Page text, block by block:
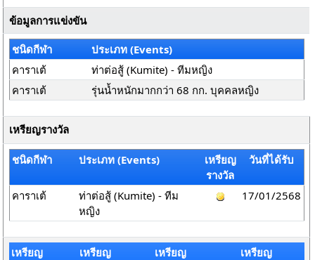
ข้อมูลการแข่งขัน
ชนิดกีฬา
ประเภท (Events)
คาราเต้
ท่าต่อสู้ (Kumite) - ทีมหญิง
คาราเต้
รุ่นน้ำหนักมากกว่า 68 กก. บุคคลหญิง
เหรียญรางวัล
ชนิดกีฬา ประเภท (Events)
เหรียญ
รางวัล
วันที่ได้รับ
คาราเต้
ท่าต่อสู้ (Kumite) - ทีม
หญิง
17/01/2568
เหรียญ
เหรียญ
เหรียญ
เหรียญ